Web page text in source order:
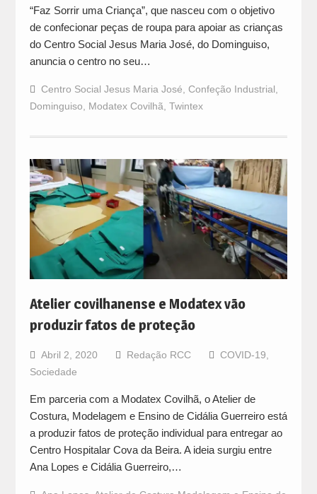
“Faz Sorrir uma Criança”, que nasceu com o objetivo
de confecionar peças de roupa para apoiar as crianças
do Centro Social Jesus Maria José, do Dominguiso,
anuncia o centro no seu…
Centro Social Jesus Maria José Confeção Industrial
Dominguiso
Modatex Covilhã Twintex
Atelier covilhanense e Modatex vão
produzir fatos de proteção
Abril 2, 2020 Redação RCC COVID-19,
Sociedade
Em parceria com a Modatex Covilhã, o Atelier de
Costura, Modelagem e Ensino de Cidália Guerreiro está
a produzir fatos de proteção individual para entregar ao
Centro Hospitalar Cova da Beira. A ideia surgiu entre
Ana Lopes e Cidália Guerreiro,…